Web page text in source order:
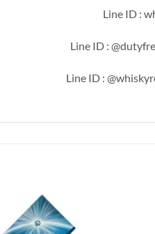
Line ID :
Line ID :
Line ID :